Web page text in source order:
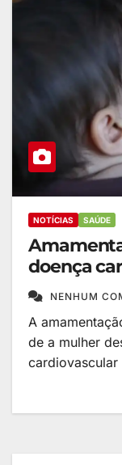
NOTÍCIAS SAÚDE
doença
NENHUM
A
de a mulher